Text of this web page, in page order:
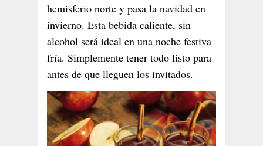
hemisferio norte y pasa la navidad en
invierno. Esta bebida caliente, sin
alcohol será ideal en una noche festiva
fría. Simplemente tener todo listo para
antes de que lleguen los invitados.